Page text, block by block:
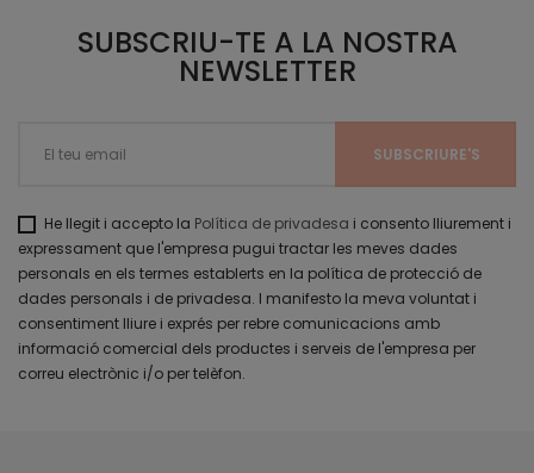
SUBSCRIU-TE A LA NOSTRA
NEWSLETTER
He llegit i accepto la Política de privadesa i consento lliurement i
expressament que l'empresa pugui tractar les meves dades
personals en els termes establerts en la política de protecció de
dades personals i de privadesa. I manifesto la meva voluntat i
consentiment lliure i exprés per rebre comunicacions amb
informació comercial dels productes i serveis de l'empresa per
correu electrònic i/o per telèfon.